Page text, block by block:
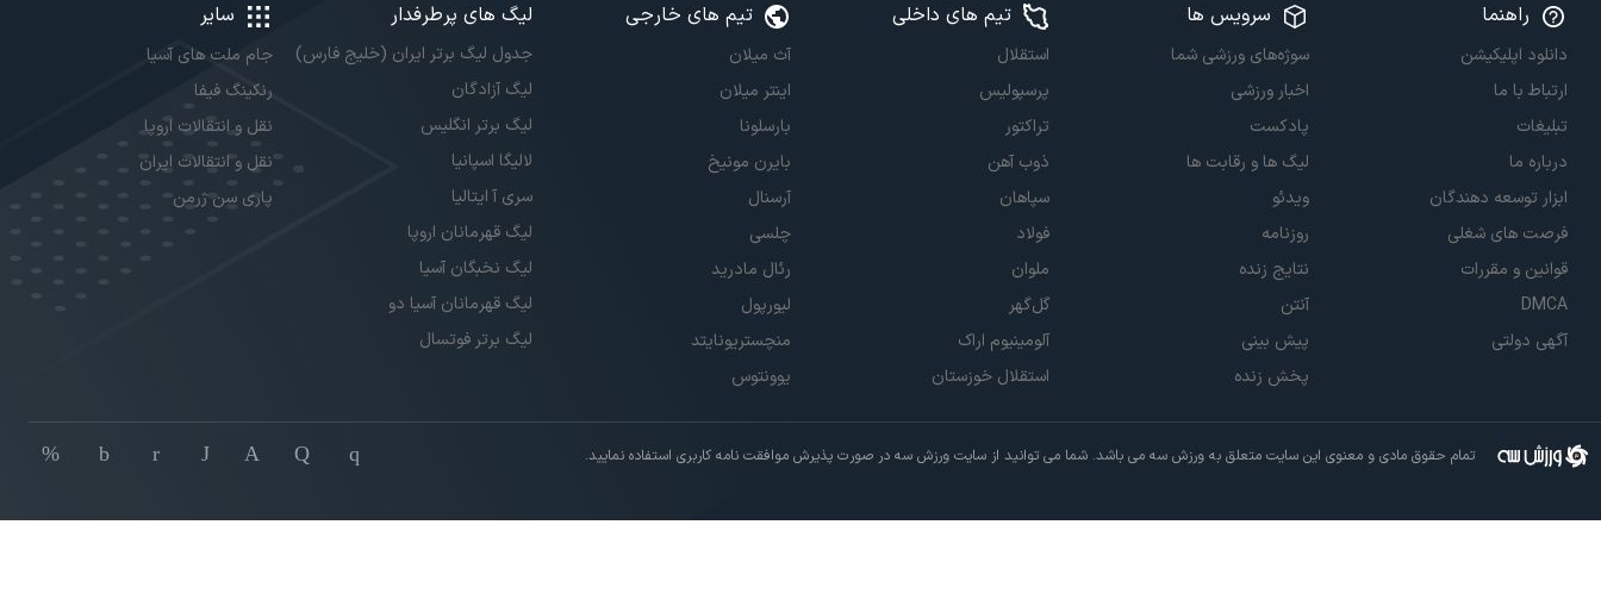
راهنما
دانلود اپلیکیشن
ارتباط با ما
تبلیغات
درباره ما
ابزار توسعه دهندگان
فرصت های شغلی
قوانین و مقررات
DMCA
آگهی دولتی
سرویس ها
سوژه‌های ورزشی شما
اخبار ورزشی
پادکست
لیگ ها و رقابت ها
ویدئو
روزنامه
نتایج زنده
آنتن
پیش بینی
پخش زنده
تیم های داخلی
استقلال
پرسپولیس
تراکتور
ذوب آهن
سپاهان
فولاد
ملوان
گل‌گهر
آلومینیوم اراک
استقلال خوزستان
تیم های خارجی
آث میلان
اینتر میلان
بارسلونا
بایرن مونیخ
آرسنال
چلسی
رئال مادرید
لیورپول
منچستریونایتد
یوونتوس
لیگ های پرطرفدار
جدول لیگ برتر ایران (خلیج فارس)
لیگ آزادگان
لیگ برتر انگلیس
لالیگا اسپانیا
سری آ ایتالیا
لیگ قهرمانان اروپا
لیگ نخبگان آسیا
لیگ قهرمانان آسیا دو
لیگ برتر فوتسال
سایر
جام ملت های آسیا
رنکینگ فیفا
نقل و انتقالات اروپا
نقل و انتقالات ایران
پاری سن ژرمن
تمام حقوق مادی و معنوی این سایت متعلق به ورزش سه می باشد. شما می توانید از سایت ورزش سه در صورت پذیرش موافقت نامه کاربری استفاده نمایید.